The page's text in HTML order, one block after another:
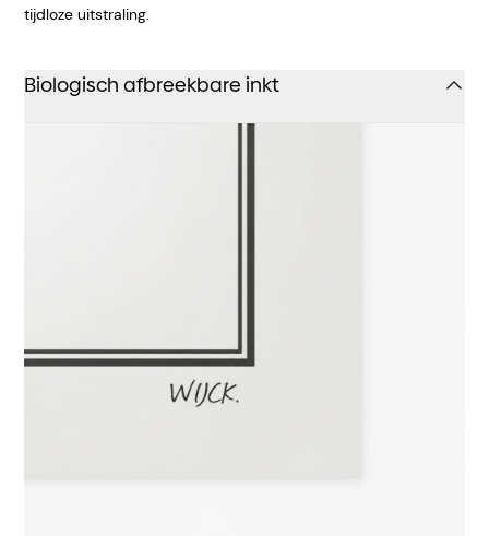
tijdloze uitstraling.
Biologisch afbreekbare inkt